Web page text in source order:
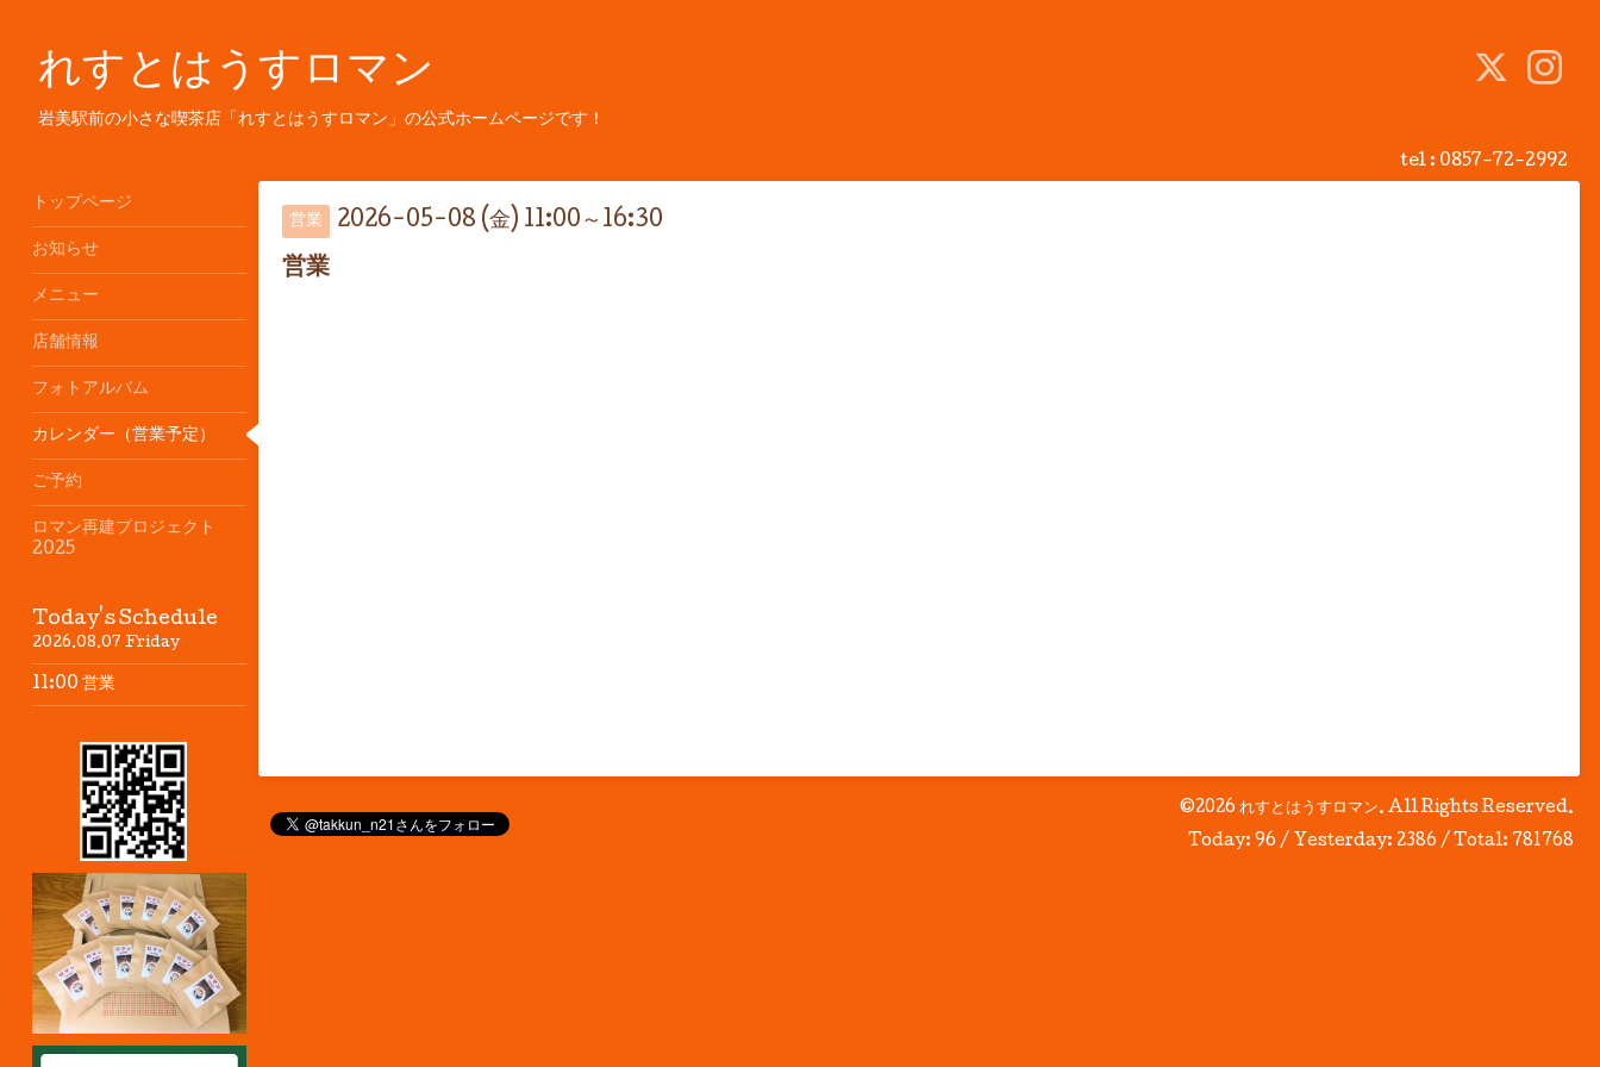
れすとはうすロマン
岩美駅前の小さな喫茶店「れすとはうすロマン」の公式ホームページです！
tel : 0857-72-2992
営業 2026-05-08 (金) 11:00～16:30
営業
©2026 れすとはうすロマン. All Rights Reserved.
Today: 96 / Yesterday: 2386 / Total: 781768
トップページ
お知らせ
メニュー
店舗情報
フォトアルバム
カレンダー（営業予定）
ご予約
ロマン再建プロジェクト
2025
Today's Schedule
2026.08.07 Friday
11:00 営業